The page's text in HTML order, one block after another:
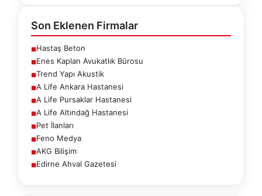
Son Eklenen Firmalar
■Hastaş Beton
■Enes Kaplan Avukatlık Bürosu
■Trend Yapı Akustik
■A Life Ankara Hastanesi
■A Life Pursaklar Hastanesi
■A Life Altındağ Hastanesi
■Pet İlanları
■Feno Medya
■AKG Bilişim
■Edirne Ahval Gazetesi